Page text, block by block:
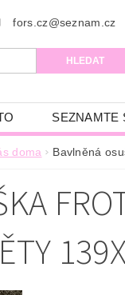
fors.cz@seznam.cz
SEZNAMTE
doma Bavlněná